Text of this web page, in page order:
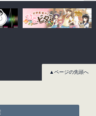
▲ページの先頭へ